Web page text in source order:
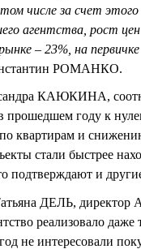
числе за счет
агентства, рост
– 23%, на первичке
РОМАНКО.
КАЮКИНА,
прошедшем году к
квартирам и
стали быстрее
подтверждают и
ДЕЛЬ,
реализовало даже
не интересовали